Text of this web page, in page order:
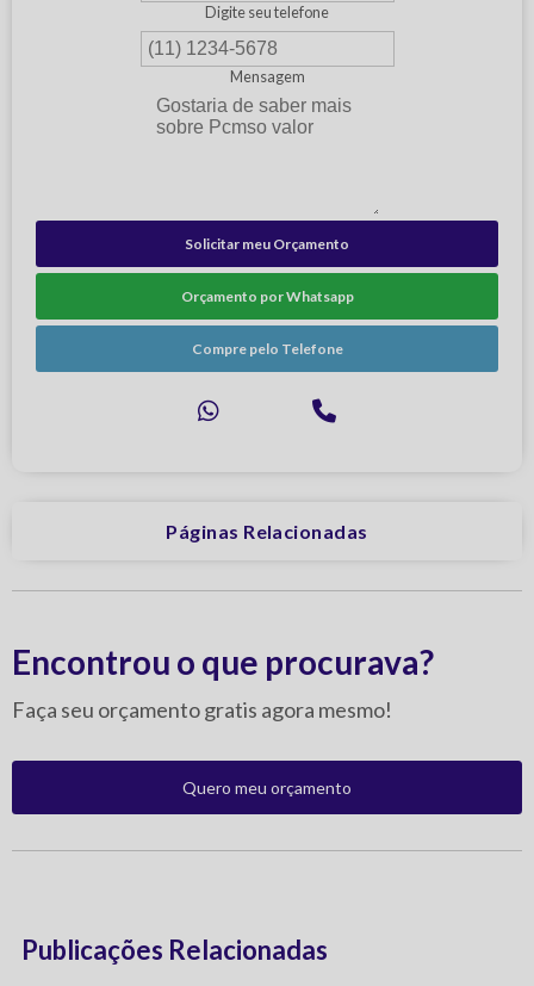
Digite seu telefone
Mensagem
Solicitar meu Orçamento
Orçamento por Whatsapp
Compre pelo Telefone
Páginas Relacionadas
Encontrou o que procurava?
Faça seu orçamento gratis agora mesmo!
Quero meu orçamento
Publicações Relacionadas